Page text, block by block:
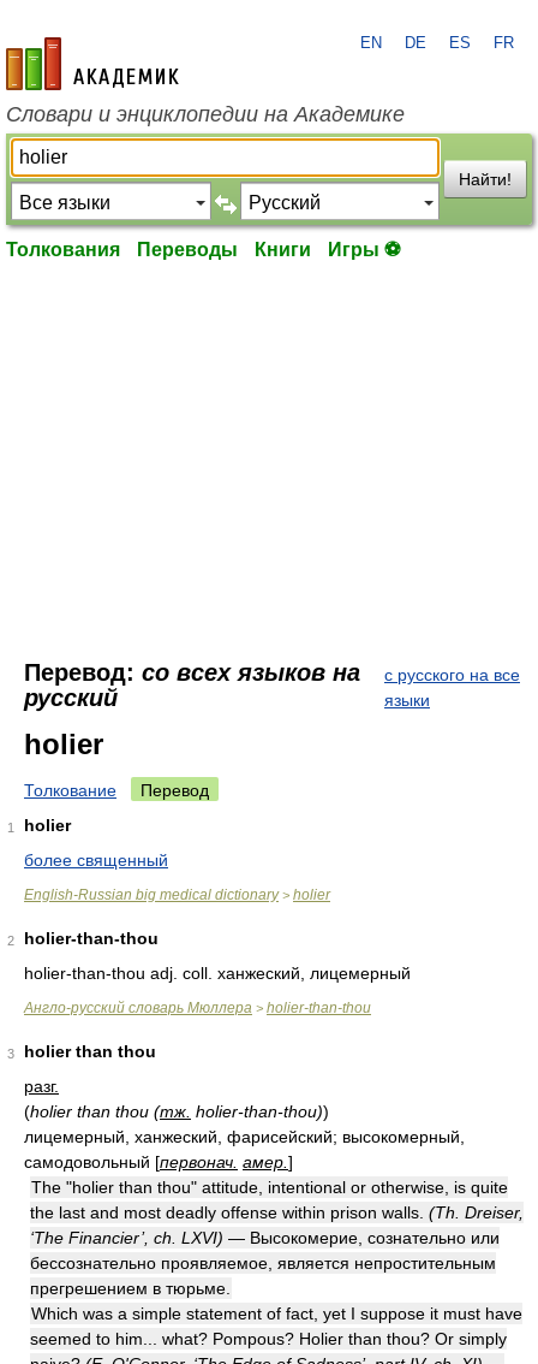
academic.ru
EN DE ES FR
Словари и энциклопедии на Академике
Найти!
Толкования Переводы Книги Игры ⚽
Перевод: со всех языков на
русский
с русского на все
языки
holier
Толкование Перевод
1
holier
более священный
English-Russian big medical dictionary> holier
2
holier-than-thou
holier-than-thou adj. coll. ханжеский, лицемерный
Англо-русский словарь Мюллера > holier-than-thou
3
holier than thou
разг.
(holier than thou (тж. holier-than-thou))
лицемерный, ханжеский, фарисейский; высокомерный,
самодовольный [первонач. амер. ]
The "holier than thou" attitude, intentional or otherwise, is quite
the last and most deadly offense within prison walls. (Th. Dreiser,
‘The Financier’, ch. LXVI) — Высокомерие, сознательно или
бессознательно проявляемое, является непростительным
прегрешением в тюрьме.
Which was a simple statement of fact, yet I suppose it must have
seemed to him... what? Pompous? Holier than thou? Or simply